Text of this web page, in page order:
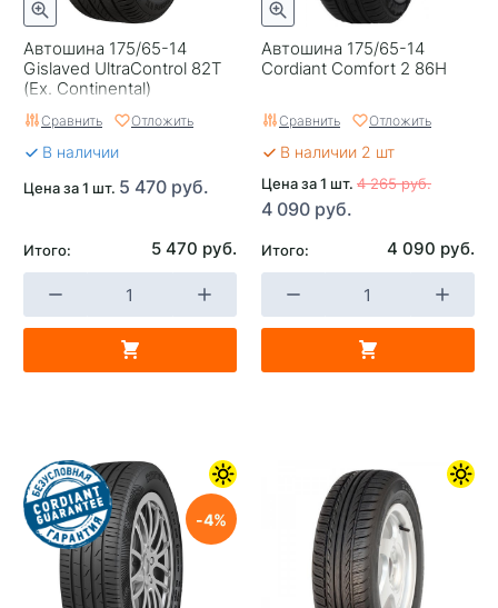
Автошина 175/65-14
Gislaved UltraControl 82T
(Ex. Continental)
Сравнить Отложить
В наличии
Цена за 1 шт. 5 470 руб.
Итого: 5 470 руб.
Автошина 175/65-14
Cordiant Comfort 2 86H
Сравнить Отложить
В наличии 2 шт
Цена за 1 шт. 4 265 руб.
4 090 руб.
Итого: 4 090 руб.
4